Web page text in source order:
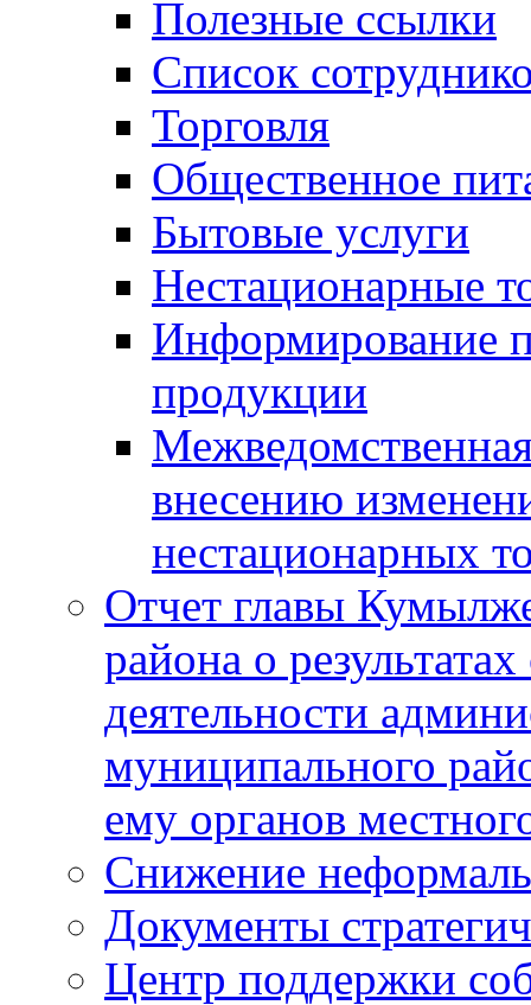
Полезные ссылки
Список
Торговля
Общественное
Бытовые услуги
Нестационарные
Информирование
продукции
внесению
нестационарных
Отчет главы
района о
деятельности
муниципального
ему органов
Снижение
Документы
Центр поддержки